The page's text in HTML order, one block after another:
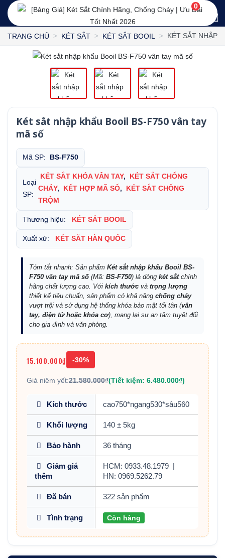
0
TRANG CHỦ KÉT SẮT KÉT SẮT BOOIL KÉT SẮT NHẬP
Két sắt nhập khẩu Booil BS-F750 vân tay
mã số
Mã SP: BS-F750
Loại
SP:
KÉT SẮT KHÓA VÂN TAY,
KÉT SẮT CHỐNG
CHÁY, KẾT HỢP MÃ SỐ,
KÉT SẮT CHỐNG
TRỘM
Thương hiệu: KÉT SẮT BOOIL
Xuất xứ: KÉT SẮT HÀN QUỐC
Tóm tắt nhanh: Sản phẩm Két sắt nhập khẩu Booil BS-
F750 vân tay mã số(Mã: BS-F750) là dòng két sắtchính
hãng chất lượng cao. Với kích thước và trọng lượng
thiết kế tiêu chuẩn, sản phẩm có khả năng chống cháy
vượt trội và sử dụng hệ thống khóa bảo mật tối tân (vân
tay, điện tử hoặc khóa cơ), mang lại sự an tâm tuyệt đối
cho gia đình và văn phòng.
15.100.000₫ -30%
Giá niêm yết:21.580.000₫(Tiết kiệm: 6.480.000₫)
Kích thước cao750*ngang530*sâu560
Khối lượng 140 ± 5kg
Bảo hành 36 tháng
Giảm giá
thêm
HCM: 0933.48.1979
HN: 0969.5262.79
Đã bán 322 sản phẩm
Tình trạng Còn hàng